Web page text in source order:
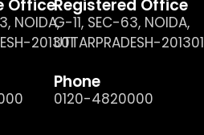
Office
NOIDA,
201301
Registered Office
G-11, SEC-63, NOIDA,
UTTARPRADESH-201301
Phone
0120-4820000